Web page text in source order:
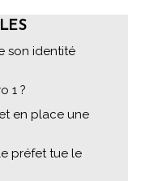
son identité
1 ?
en place une
préfet tue le